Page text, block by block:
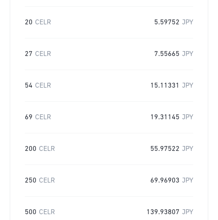
20 CELR 5.59752 JPY
27 CELR 7.55665 JPY
54 CELR 15.11331 JPY
69 CELR 19.31145 JPY
200 CELR 55.97522 JPY
250 CELR 69.96903 JPY
500 CELR 139.93807 JPY